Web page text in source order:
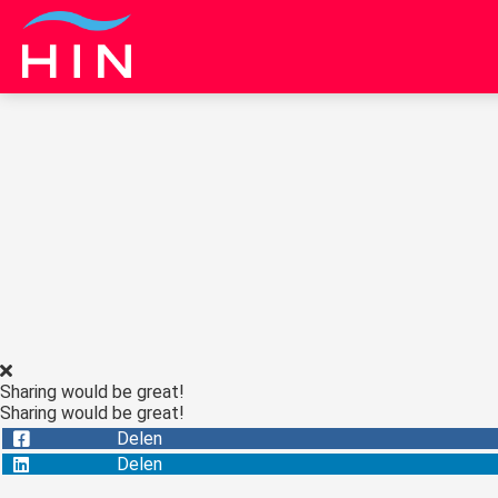
Sharing would be great!
Sharing would be great!
Delen
Delen